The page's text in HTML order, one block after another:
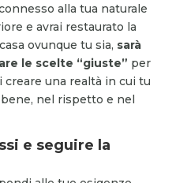
alla tua naturale
e avrai restaurato la
ovunque tu sia, sarà
le scelte “giuste” per
una realtà in cui tu
nel rispetto e nel
e seguire la